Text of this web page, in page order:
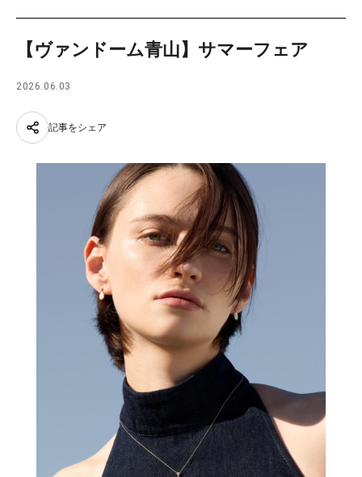
【ヴァンドーム青山】サマーフェア
2026.06.03
記事をシェア